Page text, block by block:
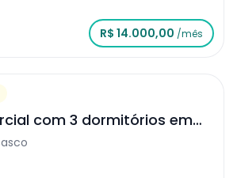
R$ 14.000,00 /mês
com 3 dormitórios em